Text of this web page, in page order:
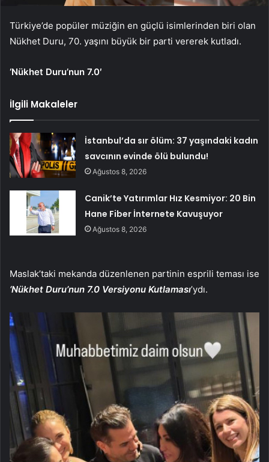
Türkiye’de popüler müziğin en güçlü isimlerinden biri olan
Nükhet Duru, 70. yaşını büyük bir parti vererek kutladı.
‘Nükhet Duru’nun 7.0′
İlgili Makaleler
İstanbul’da sır ölüm: 37 yaşındaki kadın
savcının evinde ölü bulundu!
Ağustos 8, 2026
Canik’te Yatırımlar Hız Kesmiyor: 20 Bin
Hane Fiber İnternete Kavuşuyor
Ağustos 8, 2026
Maslak’taki mekanda düzenlenen partinin esprili teması ise
‘Nükhet Duru’nun 7.0 Versiyonu Kutlaması’ydı.